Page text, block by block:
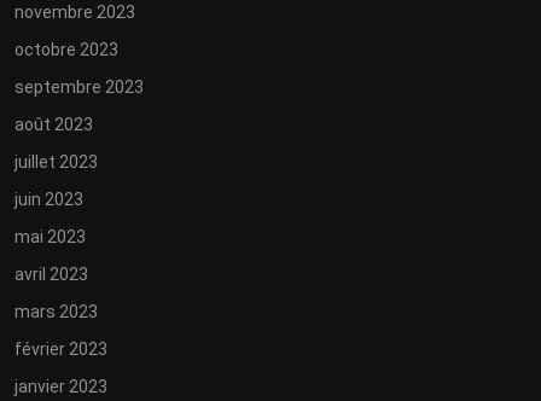
novembre 2023
octobre 2023
septembre 2023
août 2023
juillet 2023
juin 2023
mai 2023
avril 2023
mars 2023
février 2023
janvier 2023